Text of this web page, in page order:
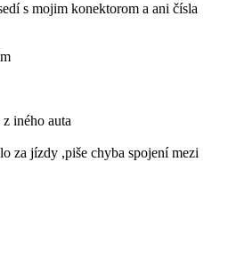
s mojim konektorom a ani čísla
iného auta
za jízdy ,piše chyba spojení mezi
jak se toho zbavit? Díky